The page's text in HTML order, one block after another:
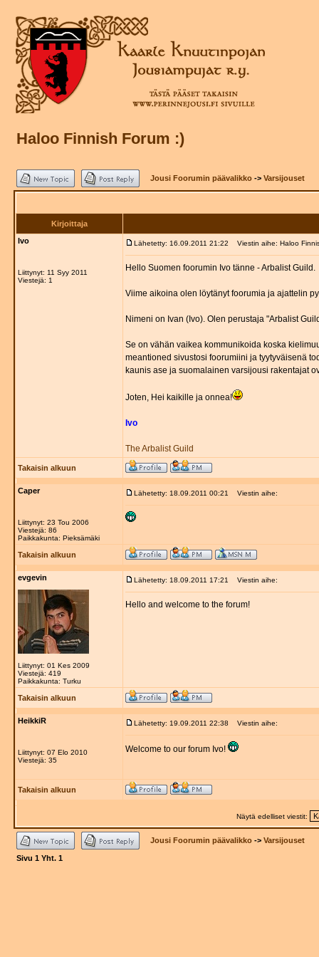
Haloo Finnish Forum :)
Jousi Foorumin päävalikko -> Varsijouset
Kirjoittaja
Ivo
Liittynyt: 11 Syy 2011
Viestejä: 1
Lähetetty: 16.09.2011 21:22 Viestin aihe: Haloo
Hello Suomen foorumin Ivo tänne - Arbalist Guild.
Viime aikoina olen löytänyt foorumia ja ajattelin
Nimeni on Ivan (Ivo). Olen perustaja "Arbalist
Se on vähän vaikea kommunikoida koska
meantioned sivustosi foorumiini ja tyytyväisenä
kaunis ase ja suomalainen varsijousi rakentajat
Joten, Hei kaikille ja onnea!
Ivo
The Arbalist Guild
Takaisin alkuun
Caper
Liittynyt: 23 Tou 2006
Viestejä: 86
Paikkakunta: Pieksämäki
Lähetetty: 18.09.2011 00:21 Viestin aihe:
Takaisin alkuun
evgevin
Liittynyt: 01 Kes 2009
Viestejä: 419
Paikkakunta: Turku
Lähetetty: 18.09.2011 17:21 Viestin aihe:
Hello and welcome to the forum!
Takaisin alkuun
HeikkiR
Liittynyt: 07 Elo 2010
Viestejä: 35
Lähetetty: 19.09.2011 22:38 Viestin aihe:
Welcome to our forum Ivo!
Takaisin alkuun
Näytä edelliset viestit:
Jousi Foorumin päävalikko -> Varsijouset
Sivu 1 Yht. 1